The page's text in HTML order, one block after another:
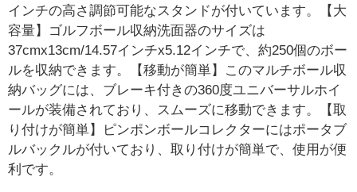
インチの高さ調節可能なスタンドが付いています。【大
容量】ゴルフボール収納洗面器のサイズは
37cmx13cm/14.57インチx5.12インチで、約250個のボー
ルを収納できます。【移動が簡単】このマルチボール収
納バッグには、ブレーキ付きの360度ユニバーサルホイ
ールが装備されており、スムーズに移動できます。【取
り付けが簡単】ピンポンボールコレクターにはポータブ
ルバックルが付いており、取り付けが簡単で、使用が便
利です。